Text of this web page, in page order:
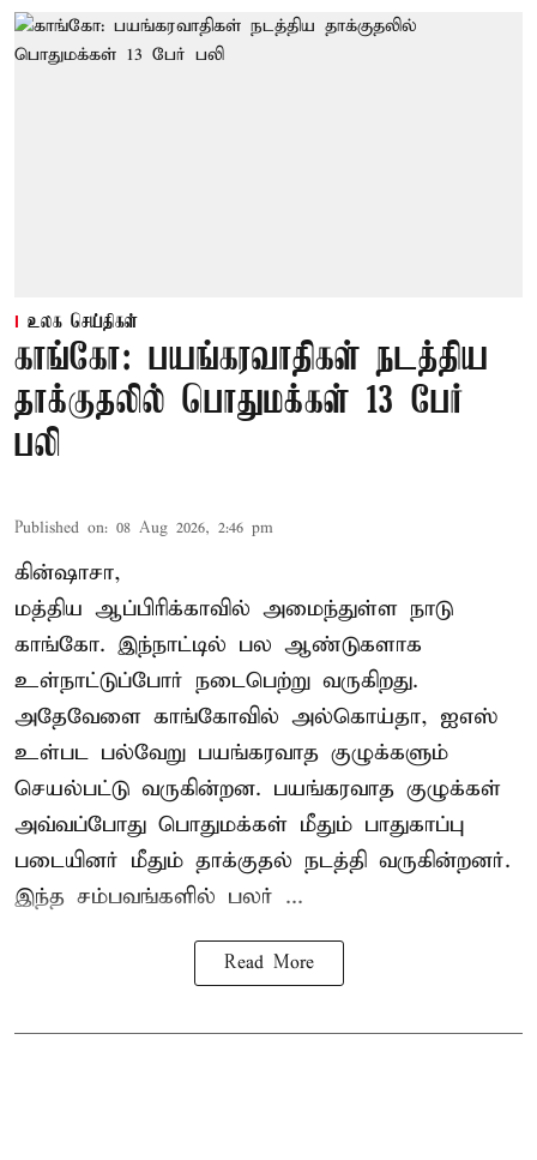
உலக செய்திகள்
காங்கோ: பயங்கரவாதிகள் நடத்திய
தாக்குதலில் பொதுமக்கள் 13 பேர்
பலி
Published on: 08 Aug 2026, 2:46 pm
கின்ஷாசா,
மத்திய ஆப்பிரிக்காவில் அமைந்துள்ள நாடு
காங்கோ. இந்நாட்டில் பல ஆண்டுகளாக
உள்நாட்டுப்போர் நடைபெற்று வருகிறது.
அதேவேளை காங்கோவில் அல்கொய்தா, ஐஎஸ்
உள்பட பல்வேறு பயங்கரவாத குழுக்களும்
செயல்பட்டு வருகின்றன. பயங்கரவாத குழுக்கள்
அவ்வப்போது பொதுமக்கள் மீதும் பாதுகாப்பு
படையினர் மீதும் தாக்குதல் நடத்தி வருகின்றனர்.
இந்த சம்பவங்களில் பலர் ...
Read More